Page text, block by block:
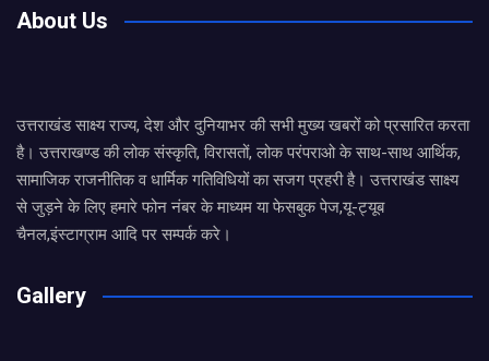
About Us
उत्तराखंड साक्ष्य राज्य, देश और दुनियाभर की सभी मुख्य खबरों को प्रसारित करता
है। उत्तराखण्ड की लोक संस्कृति, विरासतों, लोक परंपराओ के साथ-साथ आर्थिक,
सामाजिक राजनीतिक व धार्मिक गतिविधियों का सजग प्रहरी है। उत्तराखंड साक्ष्य
से जुड़ने के लिए हमारे फोन नंबर के माध्यम या फेसबुक पेज,यू-ट्यूब
चैनल,इंस्टाग्राम आदि पर सम्पर्क करे।
Gallery